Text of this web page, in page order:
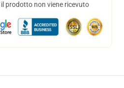
prodotto non viene ricevuto